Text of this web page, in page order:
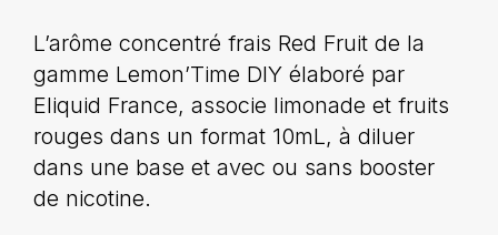
L’arôme concentré frais Red Fruit de la
gamme Lemon’Time DIY élaboré par
Eliquid France, associe limonade et fruits
rouges dans un format 10mL, à diluer
dans une base et avec ou sans booster
de nicotine.